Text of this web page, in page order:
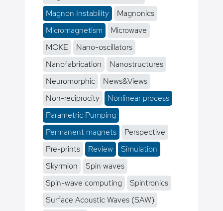
Magnon Instability
Magnonics
Micromagnetism
Microwave
MOKE
Nano-oscillators
Nanofabrication
Nanostructures
Neuromorphic
News&Views
Non-reciprocity
Nonlinear process
Parametric Pumping
Permanent magnets
Perspective
Pre-prints
Review
Simulation
Skyrmion
Spin waves
Spin-wave computing
Spintronics
Surface Acoustic Waves (SAW)